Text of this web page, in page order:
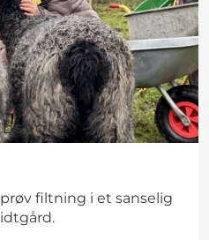
filtning i et sanselig